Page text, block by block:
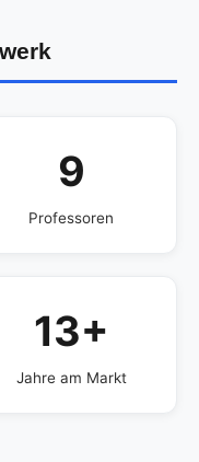
9
Professoren
13+
Jahre am Markt